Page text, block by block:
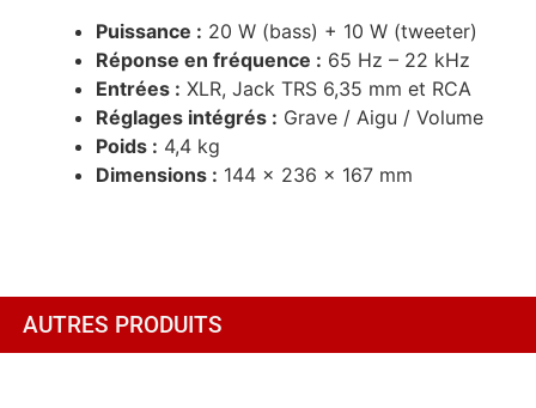
Puissance : 20 W (bass) + 10 W (tweeter)
Réponse en fréquence : 65 Hz – 22 kHz
Entrées : XLR, Jack TRS 6,35 mm et RCA
Réglages intégrés : Grave / Aigu / Volume
Poids : 4,4 kg
Dimensions : 144 x 236 x 167 mm
AUTRES PRODUITS